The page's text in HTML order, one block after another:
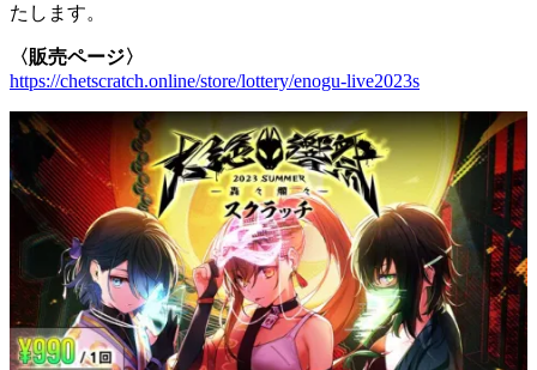
たします。
〈販売ページ〉
https://chetscratch.online/store/lottery/enogu-live2023s